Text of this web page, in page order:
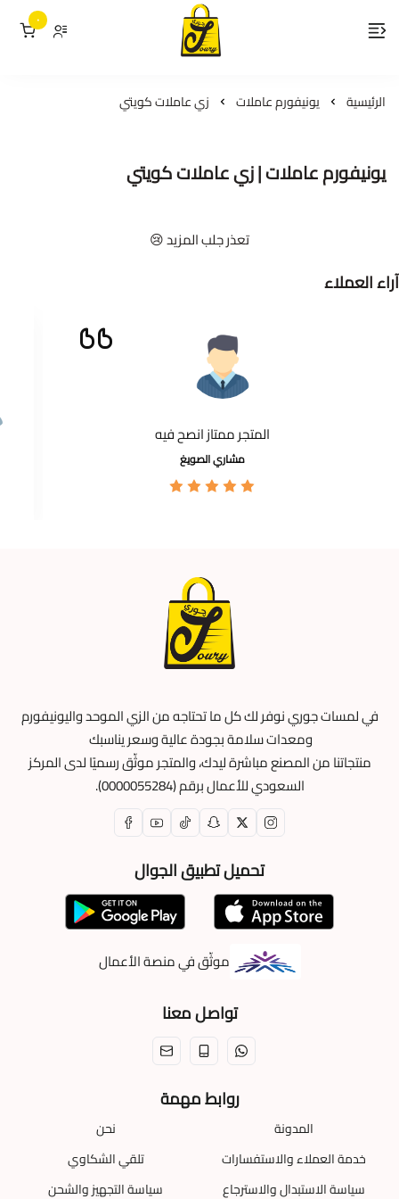
لمسات جوري
٠
الرئيسية يونيفورم عاملات زي عاملات كويتي
يونيفورم عاملات | زي عاملات كويتي
تعذر جلب المزيد 😢
آراء العملاء
المتجر ممتاز انصح فيه
مشاري الصويغ
في لمسات جوري نوفر لك كل ما تحتاجه من الزي الموحد واليونيفورم
ومعدات سلامة بجودة عالية وسعر يناسبك
منتجاتنا من المصنع مباشرة ليدك، والمتجر موثّق رسميًا لدى المركز
السعودي للأعمال برقم (0000055284).
تحميل تطبيق الجوال
موثّق في منصة الأعمال
تواصل معنا
روابط مهمة
المدونة
نحن
خدمة العملاء والاستفسارات
تلقي الشكاوي
سياسة الاستبدال والاسترجاع
سياسة التجهيز والشحن